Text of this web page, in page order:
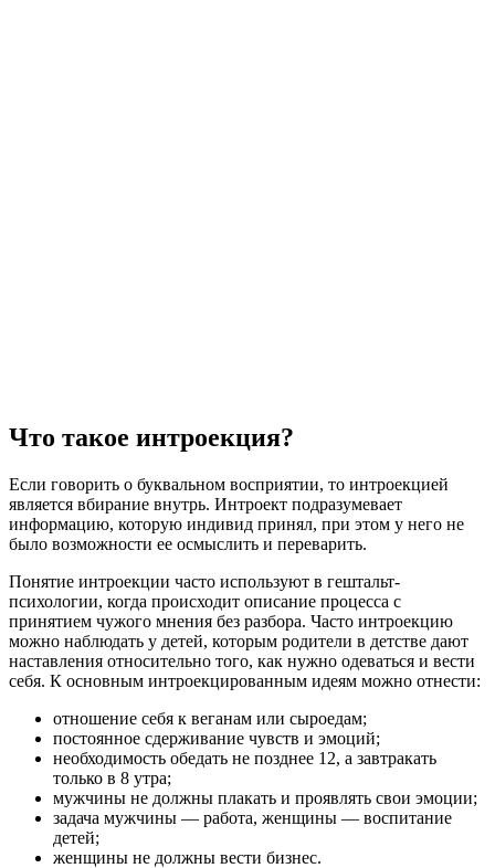
Что такое интроекция?
Если говорить о буквальном восприятии, то интроекцией
является вбирание внутрь. Интроект подразумевает
информацию, которую индивид принял, при этом у него не
было возможности ее осмыслить и переварить.
Понятие интроекции часто используют в гештальт-
психологии, когда происходит описание процесса с
принятием чужого мнения без разбора. Часто интроекцию
можно наблюдать у детей, которым родители в детстве дают
наставления относительно того, как нужно одеваться и вести
себя. К основным интроекцированным идеям можно отнести:
отношение себя к веганам или сыроедам;
постоянное сдерживание чувств и эмоций;
необходимость обедать не позднее 12, а завтракать
только в 8 утра;
мужчины не должны плакать и проявлять свои эмоции;
задача мужчины — работа, женщины — воспитание
детей;
женщины не должны вести бизнес.